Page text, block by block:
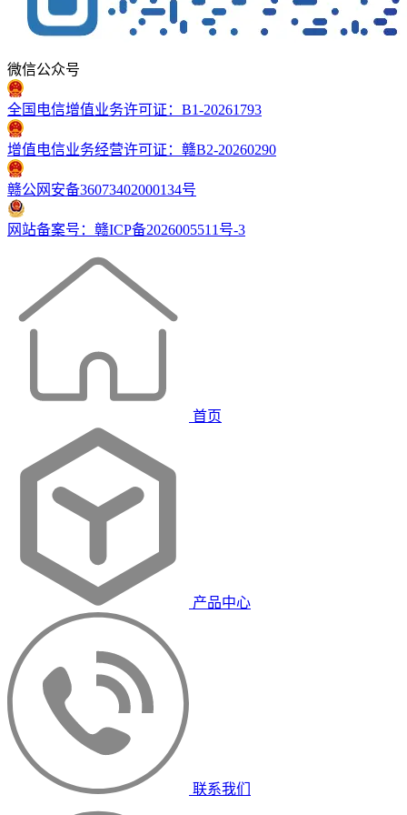
微信公众号
全国电信增值业务许可证：B1-20261793
增值电信业务经营许可证：赣B2-20260290
赣公网安备36073402000134号
网站备案号：赣ICP备2026005511号-3
首页
产品中心
联系我们